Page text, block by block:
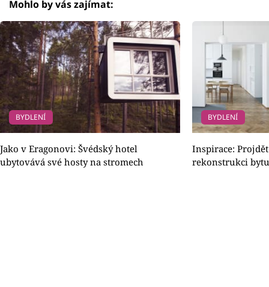
Mohlo by vás zajímat:
BYDLENÍ
Jako v Eragonovi: Švédský hotel
ubytovává své hosty na stromech
BYDLENÍ
Inspirace:
rekonstrukci